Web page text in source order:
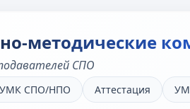
методические
СПО
УМК СПО/НПО Аттестация